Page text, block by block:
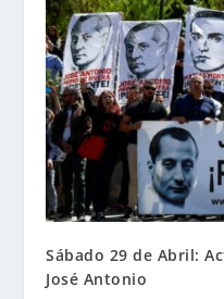
Sábado 29 de Abril:
José Antonio